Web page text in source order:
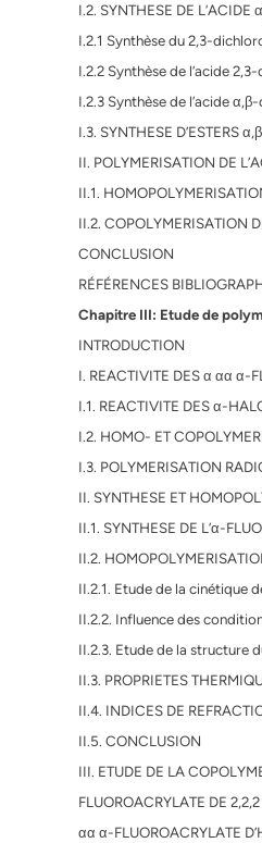
I.2. SYNTHESE DE
I.2.1 Synthèse du 2,3-
I.2.2 Synthèse de l’acide
I.2.3 Synthèse de l’acide
I.3. SYNTHESE D’ESTERS
II. POLYMERISATION DE
II.1.
II.2. COPOLYMERISATION
CONCLUSION
RÉFÉRENCES
Chapitre III: Etude de
INTRODUCTION
I. REACTIVITE DES α αα α-
I.1. REACTIVITE DES α-
I.2. HOMO- ET
I.3. POLYMERISATION
II. SYNTHESE ET
II.1. SYNTHESE DE L’α-
II.2.
II.2.1. Etude de la cinétique
II.2.2. Influence des
II.2.3. Etude de la structure
II.3. PROPRIETES
II.4. INDICES DE
II.5. CONCLUSION
III. ETUDE DE LA
FLUOROACRYLATE DE
αα α-FLUOROACRYLATE